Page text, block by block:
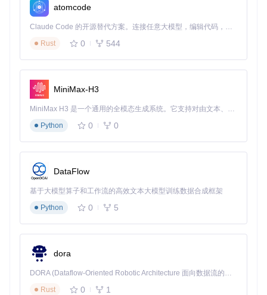
个人用户快速部署
对于希望在个人电脑体验macOS的用户，OpCore-Simplify提
供了零技术门槛的解决方案。只需通过简单的图形界面操作，
即可完成专业级EFI配置。特别适合笔记本用户，工具会自动
优化电源管理和硬件适配，延长电池使用时间。
多设备管理与维护
企业或工作室环境中，管理员可通过工具快速为不同硬件配置
的设备生成定制化EFI。支持配置文件的导出与导入，便于在
多台设备间快速部署相同配置标准，大幅降低维护成本。
硬件报告选择界面，用户可导入或生成系统硬件信息，作为配
置基础
操作指南：四步完成专业配置
首先获取项目源码并进入工作目录：
git clone
安装必要的Python依赖包：
atomcode
Claude Code 的开源替代方案。连接任意大模型，编辑代码，运行命令，自动验证 — 全自动执行。用 Rust 构建，极致性能。 ｜ An open-source alternative to Claude Code. Connect any LLM, edit code, run commands, and verify changes — autonomously. Built in Rust for speed. Get Started
Rust
0 544
MiniMax-H3
MiniMax H3 是一个通用的全模态生成系统。它支持对由文本、图像、视频和音频组成的多模态上下文进行统一理解，并能生成分辨率高达 2K、时长可达 15 秒的带原生立体声音频的视频。得益于面向任务泛化的系统设计，H3 在预训练阶段就已具备广泛的多模态上下文理解与生成能力，能够出色地执行复杂的多模态指令。
Python
0 0
DataFlow
基于大模型算子和工作流的高效文本大模型训练数据合成框架
Python
0 5
dora
DORA (Dataflow-Oriented Robotic Architecture 面向数据流的机器人架构) 是为 AI 与具身智能机器人打造的高性能开发框架，以数据流范式重构开发逻辑，原生支持分布式部署与端边云协同 —— 无需复杂适配，即可实现一体端到端具身大小脑、VLA等模型部署，无缝衔接感知、推理、控制全链路，让 AI 能力与机器人动作深度融合。 依托 Rust 内核与零拷贝通信技术，它将具身大小脑、VLA等模型推理、多模态数据融合延迟压缩至微秒级，同时兼容 ROS2 生态与国产 AI 芯片，彻底降低具身智能机器人的开发门槛，让分布式部署下的 AI 赋能创新更高效、更灵活。
Rust
0 1